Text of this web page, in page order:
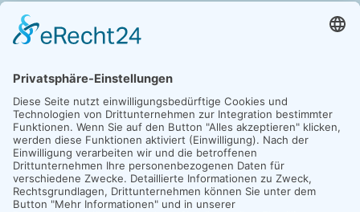
Idee?
Ich freue mich auf das Gespräch.
Kontakt
Claudia Hüllmann
Jägerstraße 11
51503 Rösrath
01577-9337750